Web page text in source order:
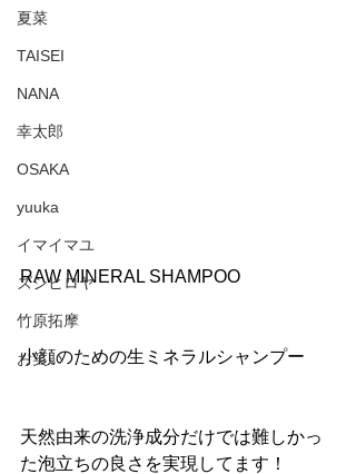
夏菜
TAISEI
NANA
幸太郎
OSAKA
yuuka
イマイマユ
ズシヒロヤ
竹原拓摩
お笑い
RAW MINERAL SHAMPOO
小顔のための生ミネラルシャンプー
天然由来の洗浄成分だけでは難しかっ
た泡立ちの良さを実現してます！